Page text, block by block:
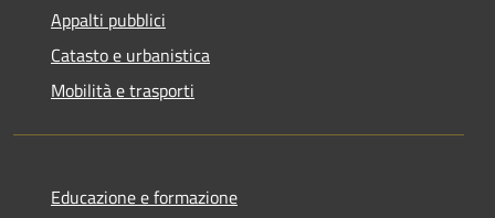
Appalti pubblici
Catasto e urbanistica
Mobilità e trasporti
Educazione e formazione